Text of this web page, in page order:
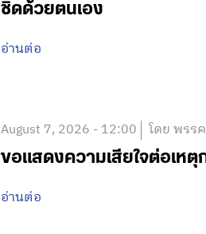
ชิดด้วยตนเอง
อ่านต่อ
August 7, 2026 - 12:00 โดย พรร
ขอแสดงความเสียใจต่อเ
อ่านต่อ